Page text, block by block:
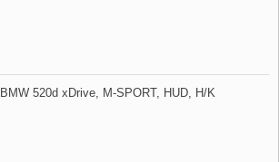
BMW 520d xDrive,​ M​-SPORT,​ HUD,​ H/K